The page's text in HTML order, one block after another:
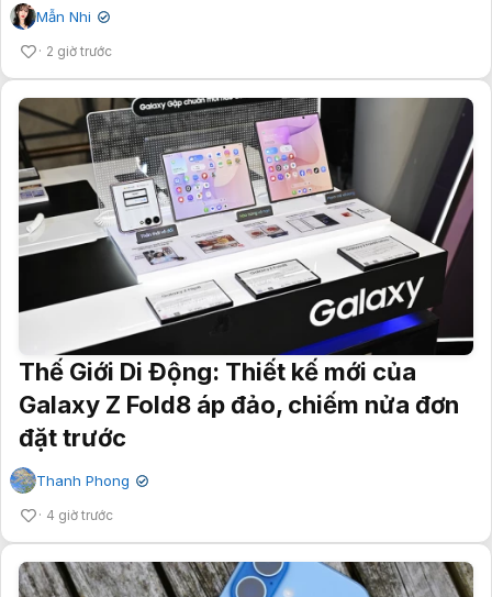
Mẫn Nhi ✔
2 giờ trước
Thế Giới Di Động: Thiết kế mới của
Galaxy Z Fold8 áp đảo, chiếm nửa đơn
đặt trước
Thanh Phong ✔
4 giờ trước